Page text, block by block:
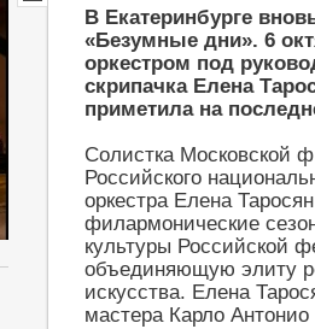
В Екатеринбурге
«Безумные дни». 6
оркестром под
скрипачка Елена
приметила на
Солистка Московской
Российского
оркестра Елена
филармонические
культуры Российской
объединяющую элиту
искусства. Елена
мастера Карло Антонио
LiveJournal